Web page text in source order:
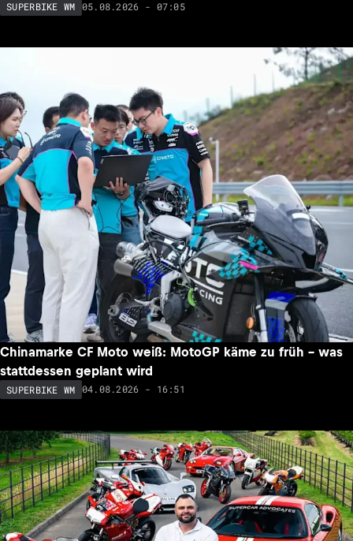
SUPERBIKE WM 05.08.2026 - 07:05
Chinamarke CF Moto weiß: MotoGP käme zu früh – was
stattdessen geplant wird
SUPERBIKE WM 04.08.2026 - 16:51